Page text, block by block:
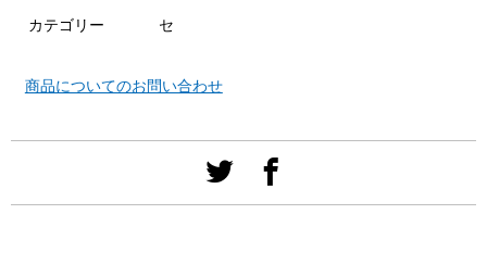
カテゴリー セ
商品についてのお問い合わせ